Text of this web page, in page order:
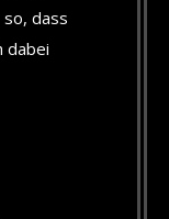
dass
dabei